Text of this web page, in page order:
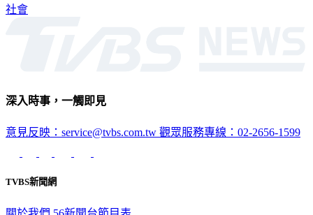
社會
深入時事，一觸即見
意見反映：service@tvbs.com.tw 觀眾服務專線：02-2656-1599
TVBS新聞網